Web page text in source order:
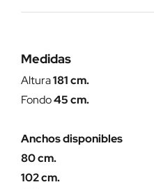
Medidas
Altura181 cm.
Fondo45 cm.
Anchos disponibles
80 cm.
102 cm.